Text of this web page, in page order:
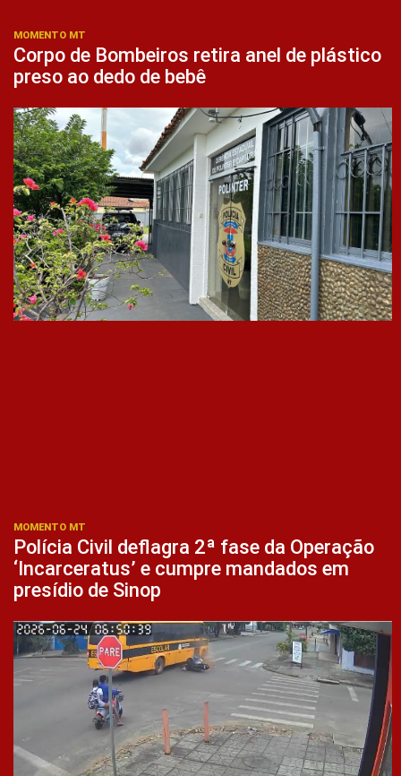
MOMENTO MT
Corpo de Bombeiros retira anel de plástico
preso ao dedo de bebê
MOMENTO MT
Polícia Civil deflagra 2ª fase da Operação
‘Incarceratus’ e cumpre mandados em
presídio de Sinop